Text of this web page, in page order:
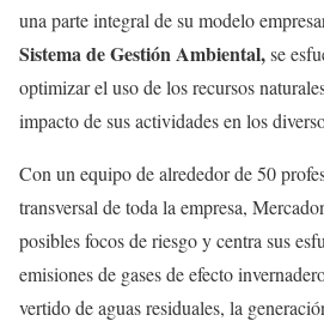
una parte integral de su modelo
Sistema de Gestión Ambiental,se
optimizar el uso de los recursos
impacto de sus actividades en los
Con un equipo de alrededor de 50
transversal de toda la empresa,
posibles focos de riesgo y centra sus
emisiones de gases de efecto
vertido de aguas residuales, la